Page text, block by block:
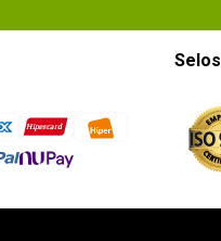
Selos